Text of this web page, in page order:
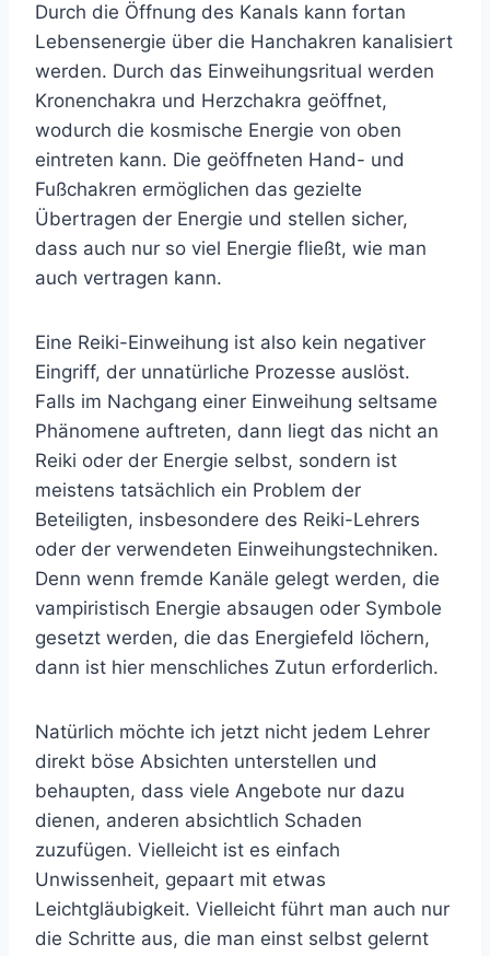
Durch die Öffnung des Kanals kann fortan
Lebensenergie über die Hanchakren kanalisiert
werden. Durch das Einweihungsritual werden
Kronenchakra und Herzchakra geöffnet,
wodurch die kosmische Energie von oben
eintreten kann. Die geöffneten Hand- und
Fußchakren ermöglichen das gezielte
Übertragen der Energie und stellen sicher,
dass auch nur so viel Energie fließt, wie man
auch vertragen kann.
Eine Reiki-Einweihung ist also kein negativer
Eingriff, der unnatürliche Prozesse auslöst.
Falls im Nachgang einer Einweihung seltsame
Phänomene auftreten, dann liegt das nicht an
Reiki oder der Energie selbst, sondern ist
meistens tatsächlich ein Problem der
Beteiligten, insbesondere des Reiki-Lehrers
oder der verwendeten Einweihungstechniken.
Denn wenn fremde Kanäle gelegt werden, die
vampiristisch Energie absaugen oder Symbole
gesetzt werden, die das Energiefeld löchern,
dann ist hier menschliches Zutun erforderlich.
Natürlich möchte ich jetzt nicht jedem Lehrer
direkt böse Absichten unterstellen und
behaupten, dass viele Angebote nur dazu
dienen, anderen absichtlich Schaden
zuzufügen. Vielleicht ist es einfach
Unwissenheit, gepaart mit etwas
Leichtgläubigkeit. Vielleicht führt man auch nur
die Schritte aus, die man einst selbst gelernt